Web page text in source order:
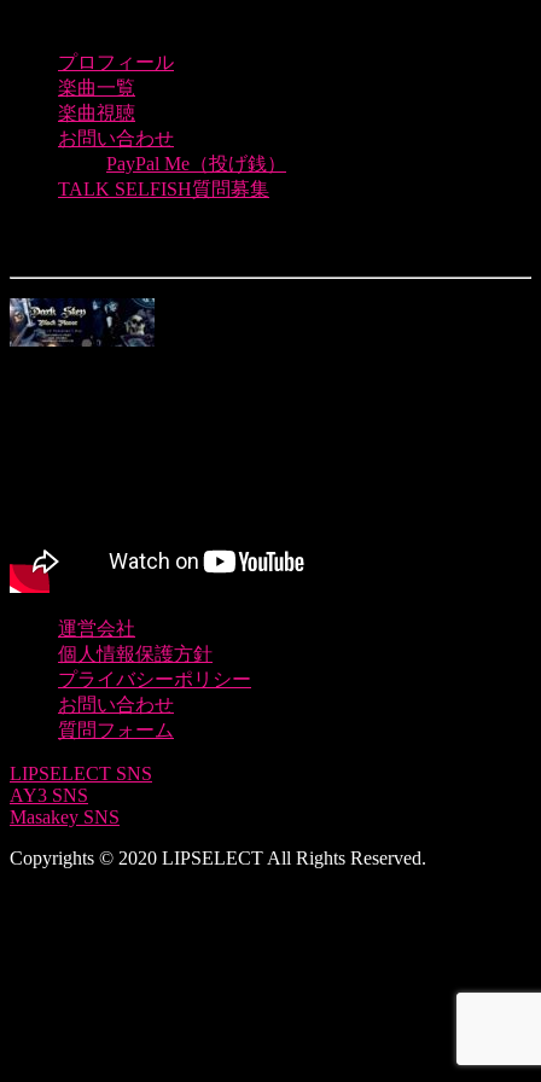
プロフィール
楽曲一覧
楽曲視聴
お問い合わせ
PayPal Me（投げ銭）
TALK SELFISH質問募集
運営会社
個人情報保護方針
プライバシーポリシー
お問い合わせ
質問フォーム
LIPSELECT SNS
AY3 SNS
Masakey SNS
Copyrights © 2020 LIPSELECT All Rights Reserved.